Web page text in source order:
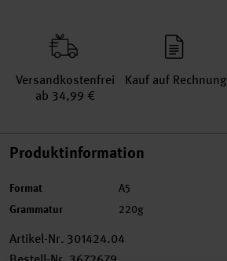
Versand­kosten­frei
ab 34,99 €
Kauf auf Rechnung
Produktinformation
Format A5
Grammatur 220g
Artikel-Nr. 301424.04